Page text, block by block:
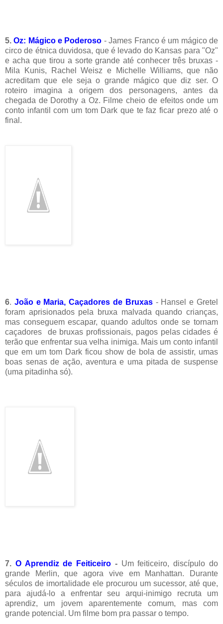
5.Oz: Mágico e Poderoso - James Franco é um mágico de
circo de étnica duvidosa, que é levado do Kansas para "Oz"
e acha que tirou a sorte grande até conhecer três bruxas -
Mila Kunis, Rachel Weisz e Michelle Williams, que não
acreditam que ele seja o grande mágico que diz ser. O
roteiro imagina a origem dos personagens, antes da
chegada de Dorothy a Oz. Filme cheio de efeitos onde um
conto infantil com um tom Dark que te faz ficar prezo até o
final.
6. João e Maria, Caçadores de Bruxas- Hansel e Gretel
foram aprisionados pela bruxa malvada quando crianças,
mas conseguem escapar, quando adultos onde se tornam
caçadores de bruxas profissionais, pagos pelas cidades é
terão que enfrentar sua velha inimiga. Mais um conto infantil
que em um tom Dark ficou show de bola de assistir, umas
boas senas de ação, aventura e uma pitada de suspense
(uma pitadinha só).
7. O Aprendiz de Feiticeiro -Um feiticeiro, discípulo do
grande Merlin, que agora vive em Manhattan. Durante
séculos de imortalidade ele procurou um sucessor, até que,
para ajudá-lo a enfrentar seu arqui-inimigo recruta um
aprendiz, um jovem aparentemente comum, mas com
grande potencial. Um filme bom pra passar o tempo.